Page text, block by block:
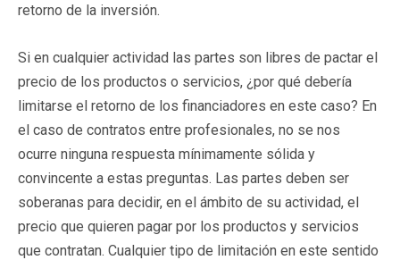
retorno de la inversión.
Si en cualquier actividad las partes son libres de pactar el
precio de los productos o servicios, ¿por qué debería
limitarse el retorno de los financiadores en este caso? En
el caso de contratos entre profesionales, no se nos
ocurre ninguna respuesta mínimamente sólida y
convincente a estas preguntas. Las partes deben ser
soberanas para decidir, en el ámbito de su actividad, el
precio que quieren pagar por los productos y servicios
que contratan. Cualquier tipo de limitación en este sentido